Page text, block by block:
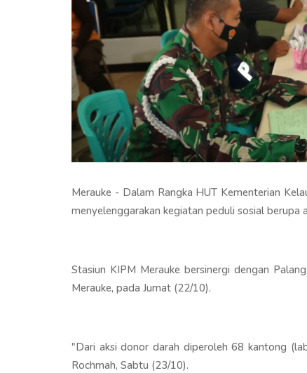
Merauke - Dalam Rangka HUT Kementerian
menyelenggarakan kegiatan peduli sosial berupa
Stasiun KIPM Merauke bersinergi dengan
Merauke, pada Jumat (22/10).
"Dari aksi donor darah diperoleh 68 kantong
Rochmah, Sabtu (23/10).